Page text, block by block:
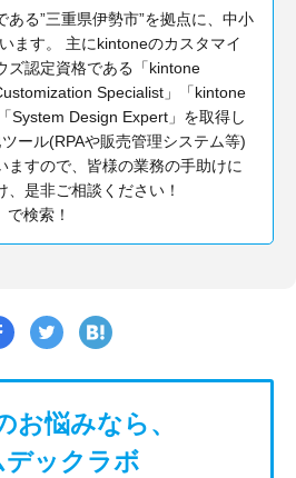
ある”三重県伊勢市”を拠点に、中小
ます。 主にkintoneのカスタマイ
ズ認定資格である「kintone
Specialist」「kintone
System Design Expert」を取得し
ール(RPAや販売管理システム等)
ますので、皆様の業務の手助けに
是非ご相談ください！
検索！
お悩みなら、
デックラボ